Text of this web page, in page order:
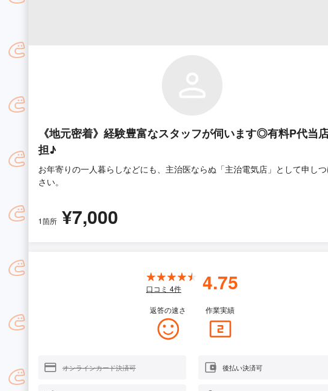
《地元密着》経験豊富なスタッフが伺います◎有料P代当
担♪
お年寄りの一人暮らしなどにも、主治医ならぬ「主治電気店」として申し
さい。
1箇所 ¥7,000
口コミ 4件 4.75
返答の速さ 作業実績
オンラインカード決済可 後払い決済可